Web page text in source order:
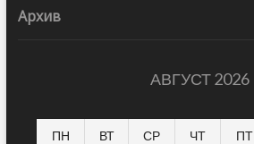
Архив
АВГУСТ 2026
ПН ВТ СР ЧТ ПТ